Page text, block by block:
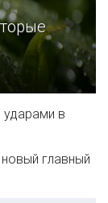
в
главный